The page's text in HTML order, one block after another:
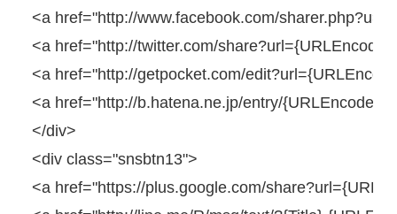
<a href="http://www.facebook.com/
<a href="http://twitter.com/
<a href="http://getpocket.com/
<a href="http://b.hatena.ne.jp/entry/
</div>
<div class="snsbtn13">
<a href="https://plus.google.com/